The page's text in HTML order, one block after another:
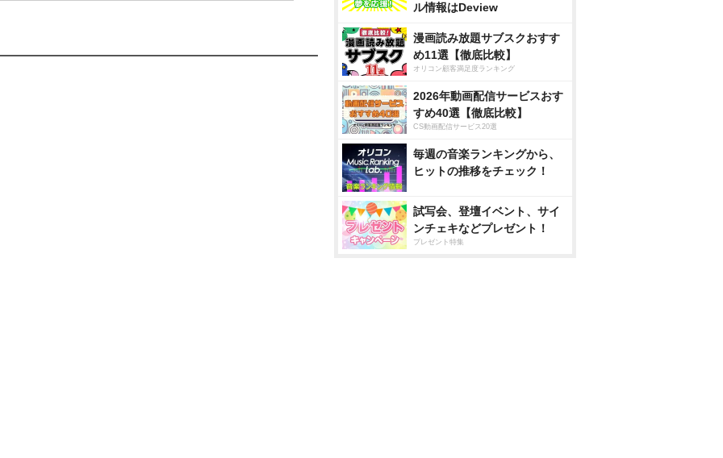
ル情報はDeview
漫画読み放題サブスクおすす
め11選【徹底比較】
オリコン顧客満足度ランキング
2026年動画配信サービスおす
すめ40選【徹底比較】
CS動画配信サービス20選
毎週の音楽ランキングから、
ヒットの推移をチェック！
試写会、登壇イベント、サイ
ンチェキなどプレゼント！
プレゼント特集